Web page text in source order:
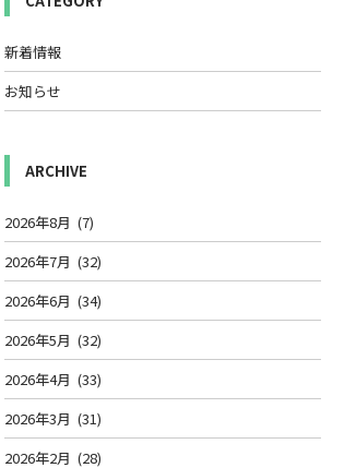
新着情報
お知らせ
ARCHIVE
2026年8月 (7)
2026年7月 (32)
2026年6月 (34)
2026年5月 (32)
2026年4月 (33)
2026年3月 (31)
2026年2月 (28)